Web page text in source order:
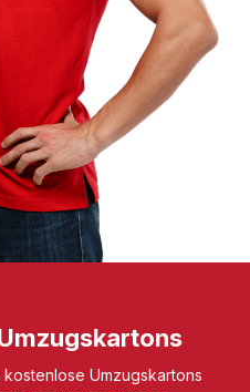
kostenlose Umzugskartons